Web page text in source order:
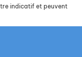
indicatif et peuvent